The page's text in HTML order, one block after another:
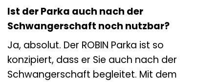
Ist der Parka auch nach der
Schwangerschaft noch nutzbar?
Ja, absolut. Der ROBIN Parka ist so
konzipiert, dass er Sie auch nach der
Schwangerschaft begleitet. Mit dem